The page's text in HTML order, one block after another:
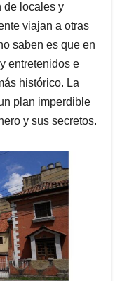
de locales y
viajan a otras
saben es que en
entretenidos e
histórico. La
plan imperdible
y sus secretos.